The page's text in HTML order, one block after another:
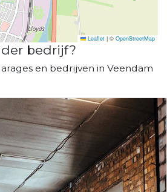
Leaflet | © OpenStreetMap
bedrijf?
en bedrijven in Veendam